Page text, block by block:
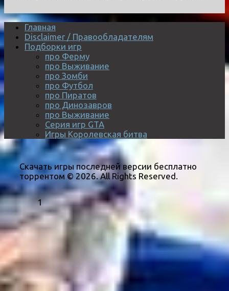
Главная
Disclaimer / Правообладателям
Подборки игр
про Ферму
про Выживание
про Зомби
про Футбол
про Пиратов
про Динозавров
про Выживание
Серия игр GTA
Игры Королевская битва
Скачать игры последней версии бесплатно
торрентом © 2026. All Rights Reserved.
1